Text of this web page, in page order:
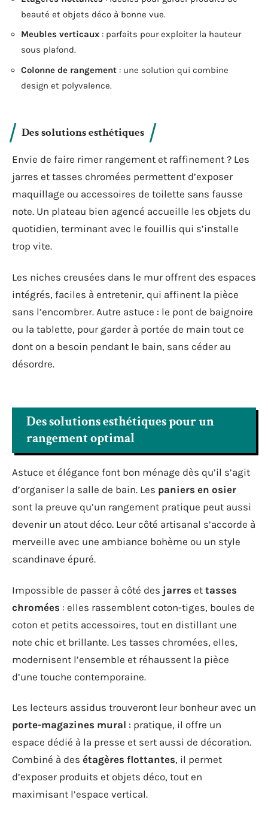
beauté et objets déco à bonne vue.
Meubles verticaux : parfaits pour exploiter la hauteur
sous plafond.
Colonne de rangement : une solution qui combine
design et polyvalence.
Des solutions esthétiques
Envie de faire rimer rangement et raffinement ? Les
jarres et tasses chromées permettent d’exposer
maquillage ou accessoires de toilette sans fausse
note. Un plateau bien agencé accueille les objets du
quotidien, terminant avec le fouillis qui s’installe
trop vite.
Les niches creusées dans le mur offrent des espaces
intégrés, faciles à entretenir, qui affinent la pièce
sans l’encombrer. Autre astuce : le pont de baignoire
ou la tablette, pour garder à portée de main tout ce
dont on a besoin pendant le bain, sans céder au
désordre.
Des solutions esthétiques pour un
rangement optimal
Astuce et élégance font bon ménage dès qu’il s’agit
d’organiser la salle de bain. Les paniers en osier
sont la preuve qu’un rangement pratique peut aussi
devenir un atout déco. Leur côté artisanal s’accorde à
merveille avec une ambiance bohème ou un style
scandinave épuré.
Impossible de passer à côté des jarres et tasses
chromées : elles rassemblent coton-tiges, boules de
coton et petits accessoires, tout en distillant une
note chic et brillante. Les tasses chromées, elles,
modernisent l’ensemble et réhaussent la pièce
d’une touche contemporaine.
Les lecteurs assidus trouveront leur bonheur avec un
porte-magazines mural : pratique, il offre un
espace dédié à la presse et sert aussi de décoration.
Combiné à des étagères flottantes, il permet
d’exposer produits et objets déco, tout en
maximisant l’espace vertical.